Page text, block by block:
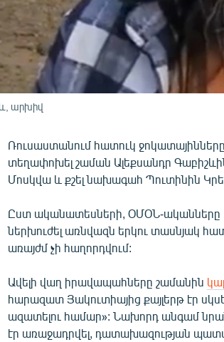
արխիվ
Ռուսաստանում հատուկ
տեղափոխել շաման Ալեքսանդր
Մոսկվա և քշել նախագահ Պուտինին
Ըստ ականատեսների, ՕՄՕՆ-ականները
ներխուժել առնվազն երկու տասնյակ
առայժմ չի հաղորդվում:
Ավելի վաղ իրավապահները շամանին
հարազատ Յակուտիայից քայլերթ էր
ազատելու համար»: Նախորդ անգամ
էր առաջադրվել, դատախազության